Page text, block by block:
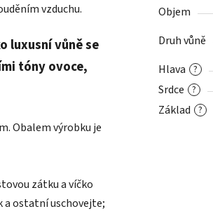
vzduchu.
luxusní vůně se
tóny ovoce,
Obalem výrobku je
zátku a víčko
a ostatní uschovejte;
Objem
Druh vůně
?
Hlava
?
Srdce
?
Základ